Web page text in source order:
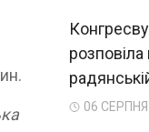
06 СЕРПНЯ